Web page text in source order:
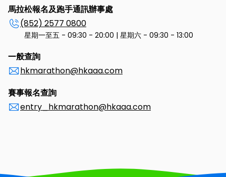
馬拉松報名及跑手通訊辦事處
(852) 2577 0800
星期一至五 - 09:30 - 20:00 | 星期六 - 09:30 - 13:00
一般查詢
hkmarathon@hkaaa.com
賽事報名查詢
entry_hkmarathon@hkaaa.com